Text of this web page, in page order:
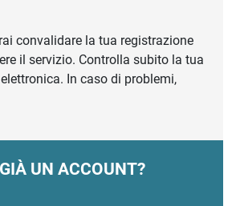
convalidare la tua registrazione
il servizio. Controlla subito la tua
In caso di problemi,
UN ACCOUNT?